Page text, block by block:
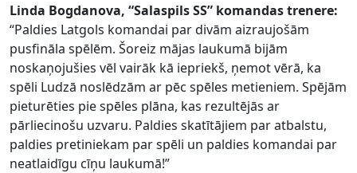
Linda Bogdanova, “Salaspils SS” komandas trenere:
“Paldies Latgols komandai par divām aizraujošām
pusfināla spēlēm. Šoreiz mājas laukumā bijām
noskaņojušies vēl vairāk kā iepriekš, ņemot vērā, ka
spēli Ludzā noslēdzām ar pēc spēles metieniem. Spējām
pieturēties pie spēles plāna, kas rezultējās ar
pārliecinošu uzvaru. Paldies skatītājiem par atbalstu,
paldies pretiniekam par spēli un paldies komandai par
neatlaidīgu cīņu laukumā!”